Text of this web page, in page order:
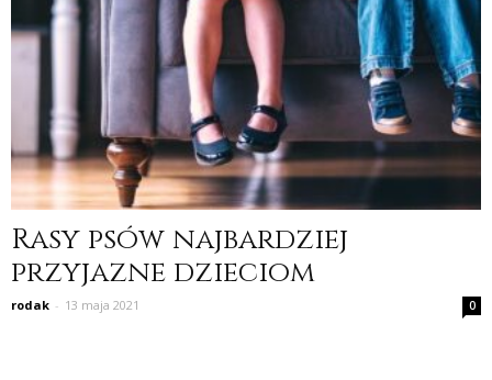
Rasy psów najbardziej
przyjazne dzieciom
rodak - 13 maja 2021 0